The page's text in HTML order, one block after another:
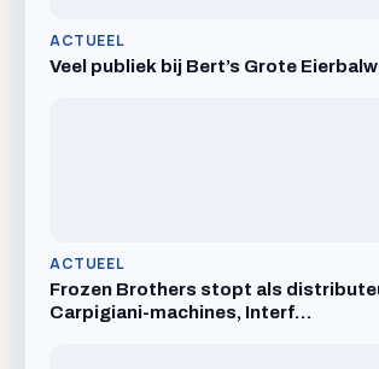
ACTUEEL
Veel publiek bij Bert’s Grote
ACTUEEL
Frozen Brothers stopt als
Carpigiani-machines, Interf…